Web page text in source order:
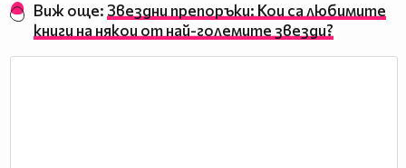
Виж още: Звездни препоръки: Кои са любимите
книги на някои от най-големите звезди?